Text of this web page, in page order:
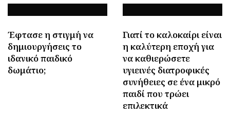
Έφτασε η στιγμή να
δημιουργήσεις το
ιδανικό παιδικό
δωμάτιο;
Γιατί το καλοκαίρι είναι
η καλύτερη εποχή για
να καθιερώσετε
υγιεινές διατροφικές
συνήθειες σε ένα μικρό
παιδί που τρώει
επιλεκτικά